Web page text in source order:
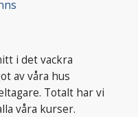
i det vackra
av våra hus
Totalt har vi
våra kurser.